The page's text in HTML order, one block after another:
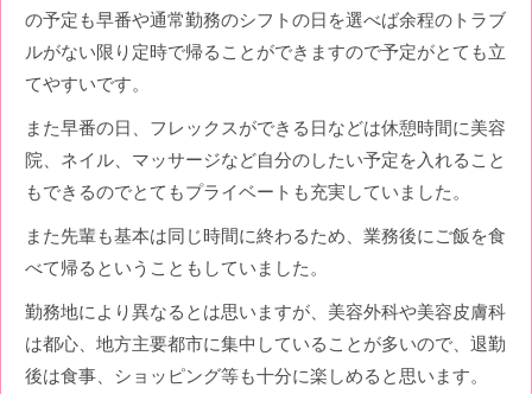
の予定も早番や通常勤務のシフトの日を選べば余程のトラブ
ルがない限り定時で帰ることができますので予定がとても立
てやすいです。
また早番の日、フレックスができる日などは休憩時間に美容
院、ネイル、マッサージなど自分のしたい予定を入れること
もできるのでとてもプライベートも充実していました。
また先輩も基本は同じ時間に終わるため、業務後にご飯を食
べて帰るということもしていました。
勤務地により異なるとは思いますが、美容外科や美容皮膚科
は都心、地方主要都市に集中していることが多いので、退勤
後は食事、ショッピング等も十分に楽しめると思います。